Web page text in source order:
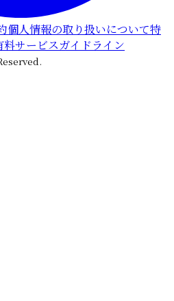
個人情報の取り扱いについて特
料サービスガイドライン